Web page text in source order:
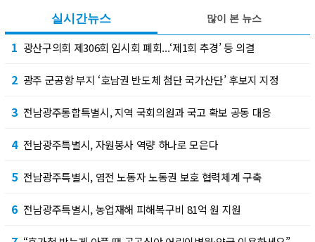
실시간뉴스
1 광산구의회 제306회 임시회 폐회...‘제1회 추경’ 등 의결
2 광주 군공항 부지 ‘호남권 반도체 첨단 국가산단’ 후보지 지정
3 전남광주통합특별시, 지역 국회의원과 국고 확보 공동 대응
4 전남광주특별시, 자원봉사 역량 하나로 모은다
5 전남광주특별시, 염전 노동자 노동권 보호 협력체계 구축
6 전남광주특별시, 농업재해 피해복구비 81억 원 지원
많이 본 뉴스